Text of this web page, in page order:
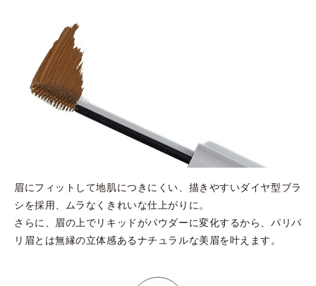
眉にフィットして地肌につきにくい、描きやすいダイヤ型ブラ
シを採用、ムラなくきれいな仕上がりに。
さらに、眉の上でリキッドがパウダーに変化するから、パリパ
リ眉とは無縁の立体感あるナチュラルな美眉を叶えます。